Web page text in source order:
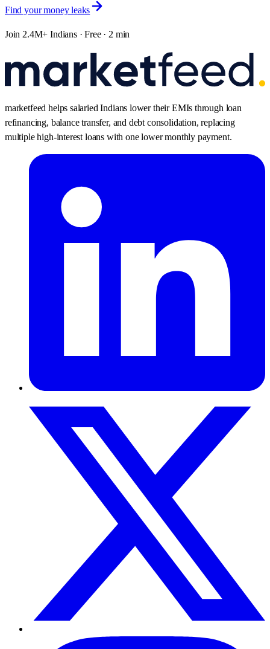
Find your money leaks
Join 2.4M+ Indians · Free · 2 min
marketfeed helps salaried Indians lower their EMIs through loan
refinancing, balance transfer, and debt consolidation, replacing
multiple high-interest loans with one lower monthly payment.